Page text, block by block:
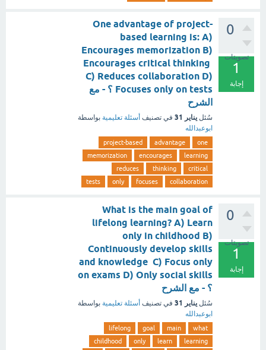
0
تصويتات
1
إجابة
One advantage of project-
based learning is: A)
Encourages memorization B)
Encourages critical thinking
C) Reduces collaboration D)
Focuses only on tests ؟ - مع
الشرح
سُئل يناير 31 في تصنيف أسئلة تعليمية بواسطة
ابوعبدالله
one
advantage
project-based
learning
encourages
memorization
critical
thinking
reduces
collaboration
focuses
only
tests
0
تصويتات
1
إجابة
What is the main goal of
lifelong learning? A) Learn
only in childhood B)
Continuously develop skills
and knowledge C) Focus only
on exams D) Only social skills
؟ - مع الشرح
سُئل يناير 31 في تصنيف أسئلة تعليمية بواسطة
ابوعبدالله
what
main
goal
lifelong
learning
learn
only
childhood